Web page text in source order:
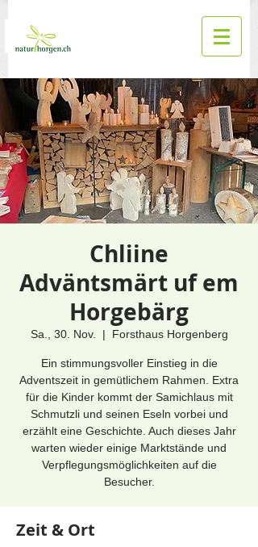
Chliine
Adväntsmärt uf em
Horgebärg
Sa., 30. Nov.
  |
Forsthaus Horgenberg
Ein stimmungsvoller Einstieg in die
Adventszeit in gemütlichem Rahmen. Extra
für die Kinder kommt der Samichlaus mit
Schmutzli und seinen Eseln vorbei und
erzählt eine Geschichte. Auch dieses Jahr
warten wieder einige Marktstände und
Verpflegungsmöglichkeiten auf die
Besucher.
Zeit & Ort